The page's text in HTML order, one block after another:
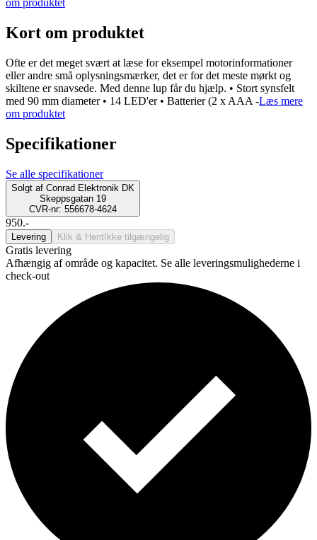
om produktet
Kort om produktet
Ofte er det meget svært at læse for eksempel motorinformationer
eller andre små oplysningsmærker, det er for det meste mørkt og
skiltene er snavsede. Med denne lup får du hjælp. • Stort synsfelt
med 90 mm diameter • 14 LED'er • Batterier (2 x AAA -Læs mere
om produktet
Specifikationer
Se alle specifikationer
Solgt af Conrad Elektronik DK
Skeppsgatan 19
CVR-nr: 556678-4624
950.-
Levering Klik & Hent Ikke tilgængelig
Gratis levering
Afhængig af område og kapacitet. Se alle leveringsmulighederne i
check-out